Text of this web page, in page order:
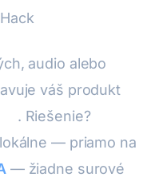
audio alebo
váš produkt
. Riešenie?
— priamo na
— žiadne surové